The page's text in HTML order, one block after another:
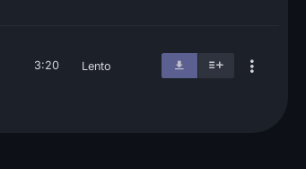
3:20 Lento